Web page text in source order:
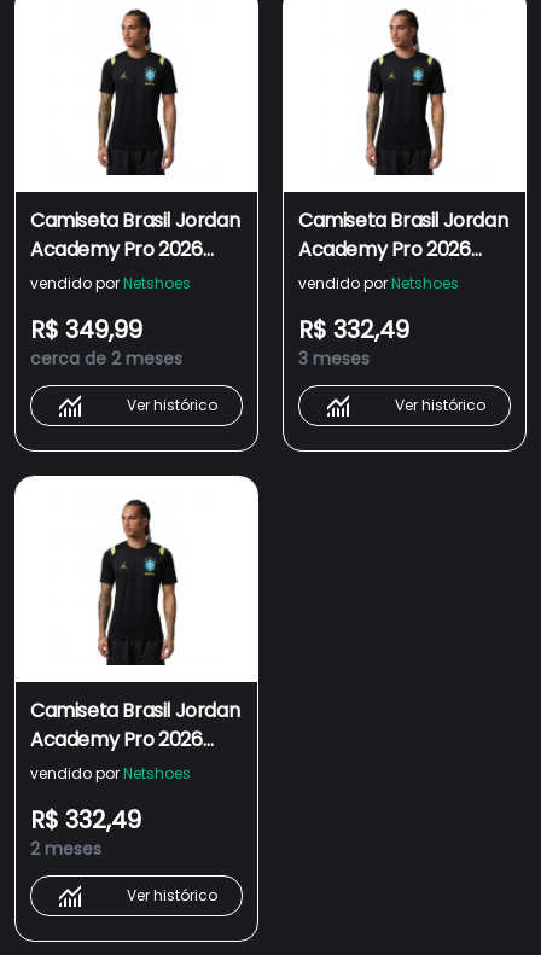
Camiseta Brasil Jordan
Academy Pro 2026
Treino Masculina
vendido por Netshoes
R$ 349,99
cerca de 2 meses
Ver histórico
Camiseta Brasil Jordan
Academy Pro 2026
Treino Masculina
vendido por Netshoes
R$ 332,49
3 meses
Ver histórico
Camiseta Brasil Jordan
Academy Pro 2026
Treino Masculina
vendido por Netshoes
R$ 332,49
2 meses
Ver histórico